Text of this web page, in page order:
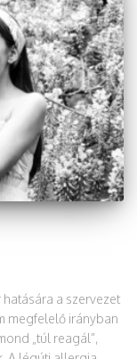
a szervezet
megfelelő irányban
„túl reagál”,